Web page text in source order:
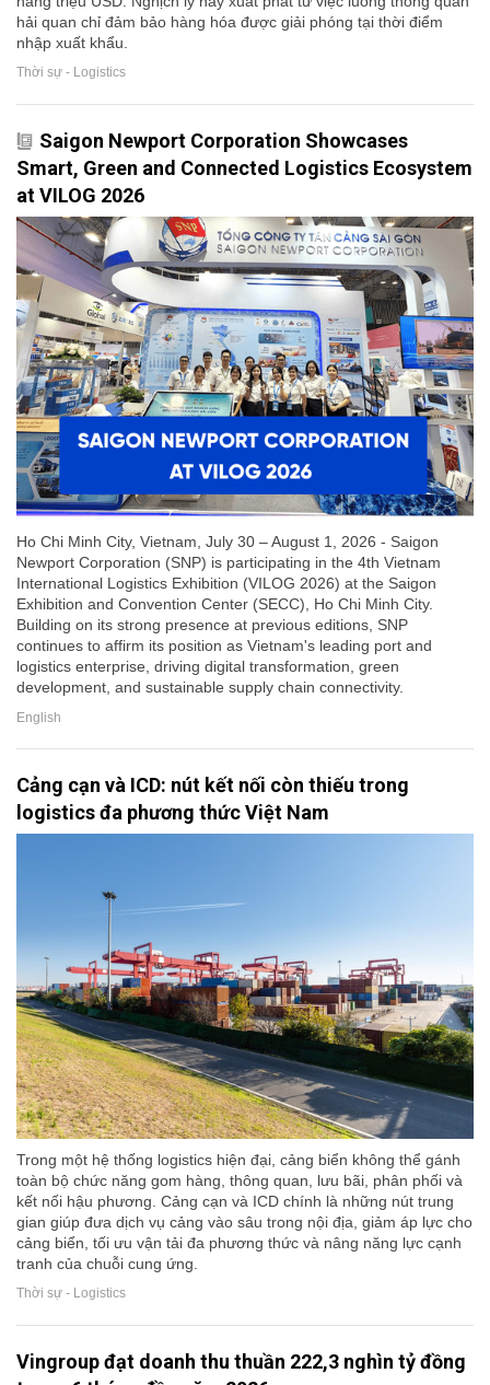
hải quan chỉ đảm bảo hàng hóa được giải phóng tại thời điểm
nhập xuất khẩu.
Thời sự - Logistics
Saigon Newport Corporation Showcases
Smart, Green and Connected Logistics Ecosystem
at VILOG 2026
Ho Chi Minh City, Vietnam, July 30 – August 1, 2026 - Saigon
Newport Corporation (SNP) is participating in the 4th Vietnam
International Logistics Exhibition (VILOG 2026) at the Saigon
Exhibition and Convention Center (SECC), Ho Chi Minh City.
Building on its strong presence at previous editions, SNP
continues to affirm its position as Vietnam's leading port and
logistics enterprise, driving digital transformation, green
development, and sustainable supply chain connectivity.
English
Cảng cạn và ICD: nút kết nối còn thiếu trong
logistics đa phương thức Việt Nam
Trong một hệ thống logistics hiện đại, cảng biển không thể gánh
toàn bộ chức năng gom hàng, thông quan, lưu bãi, phân phối và
kết nối hậu phương. Cảng cạn và ICD chính là những nút trung
gian giúp đưa dịch vụ cảng vào sâu trong nội địa, giảm áp lực cho
cảng biển, tối ưu vận tải đa phương thức và nâng năng lực cạnh
tranh của chuỗi cung ứng.
Thời sự - Logistics
Vingroup đạt doanh thu thuần 222,3 nghìn tỷ đồng